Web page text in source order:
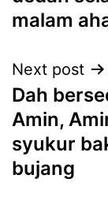
malam
Next post
Dah
Amin,
syukur
bujang